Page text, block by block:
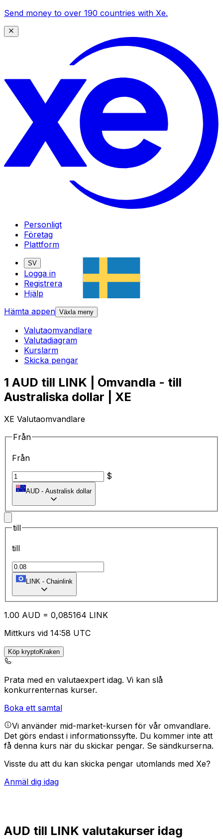
Send money to over 190 countries with Xe.
Personligt
Företag
Plattform
SV
Logga in
Registrera
Hjälp
Hämta appen Växla meny
Valutaomvandlare
Valutadiagram
Kurslarm
Skicka pengar
1 AUD till LINK | Omvandla - till
Australiska dollar | XE
XE Valutaomvandlare
Från
Från
$
AUD - Australisk dollar
till
till
LINK - Chainlink
1.00 AUD = 0,085164 LINK
Mittkurs vid 14:58 UTC
Köp kryptoKraken
Prata med en valutaexpert idag. Vi kan slå
konkurrenternas kurser.
Boka ett samtal
Vi använder mid-market-kursen för vår omvandlare.
Det görs endast i informationssyfte. Du kommer inte att
få denna kurs när du skickar pengar. Se sändkurserna.
Visste du att du kan skicka pengar utomlands med Xe?
Anmäl dig idag
AUD till LINK valutakurser idag